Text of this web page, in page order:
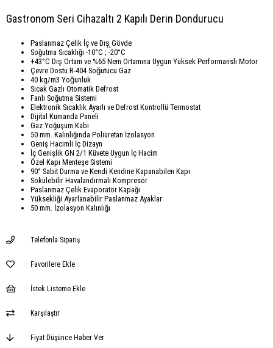
Gastronom Seri Cihazaltı 2 Kapılı Derin Dondurucu
Paslanmaz Çelik İç ve Dış̧ Gövde
Soğutma Sıcaklığı -10°C ; -20°C
+43°C Dış Ortam ve %65 Nem Ortamına Uygun Yüksek Performanslı Motor
Çevre Dostu R-404 Soğutucu Gaz
40 kg/m3 Yoğunluk
Sıcak Gazlı Otomatik Defrost
Fanlı Soğutma Sistemi
Elektronik Sıcaklık Ayarlı ve Defrost Kontrollü Termostat
Dijital Kumanda Paneli
Gaz Yoğuşum Kabı
50 mm. Kalınlığında Poliüretan İzolasyon
Geniş Hacimli İç Dizayn
İç Genişlik GN 2/1 Küvete Uygun İç Hacim
Özel Kapı Menteşe Sistemi
90° Sabit Durma ve Kendi Kendine Kapanabilen Kapı
Sökülebilir Havalandırmalı Kompresör
Paslanmaz Çelik Evaporatör Kapağı
Yüksekliği Ayarlanabilir Paslanmaz Ayaklar
50 mm. İzolasyon Kalınlığı
Telefonla Sipariş
Favorilere Ekle
İstek Listeme Ekle
Karşılaştır
Fiyat Düşünce Haber Ver